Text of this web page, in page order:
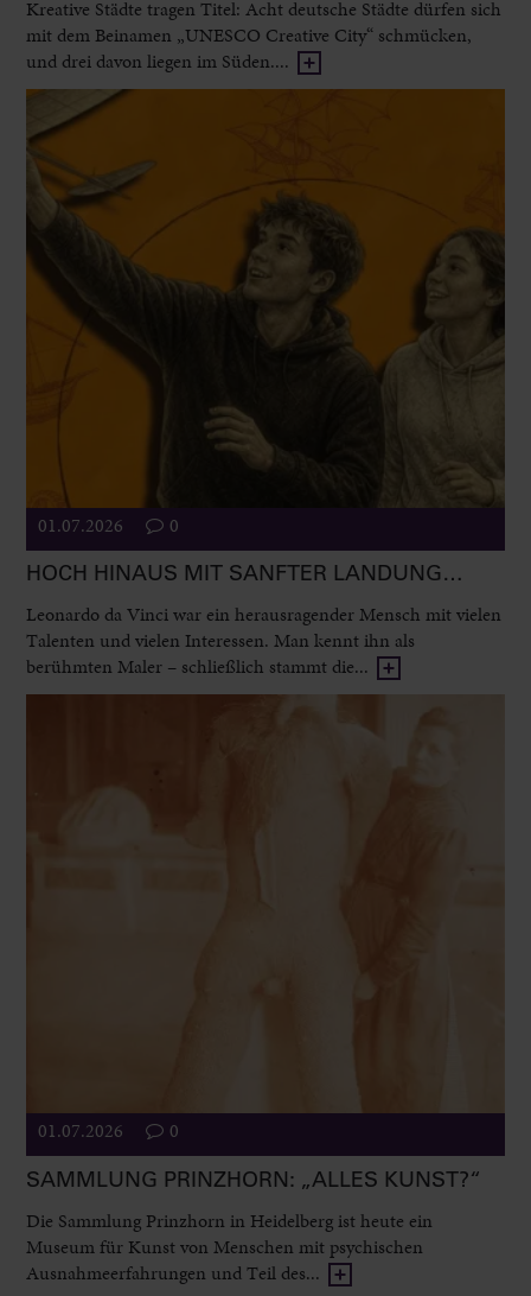
Kreative Städte tragen Titel: Acht deutsche Städte dürfen sich
mit dem Beinamen „UNESCO Creative City“ schmücken,
und drei davon liegen im Süden....
01.07.2026 0
HOCH HINAUS MIT SANFTER LANDUNG…
Leonardo da Vinci war ein herausragender Mensch mit vielen
Talenten und vielen Interessen. Man kennt ihn als
berühmten Maler – schließlich stammt die...
01.07.2026 0
SAMMLUNG PRINZHORN: „ALLES KUNST?“
Die Sammlung Prinzhorn in Heidelberg ist heute ein
Museum für Kunst von Menschen mit psychischen
Ausnahmeerfahrungen und Teil des...